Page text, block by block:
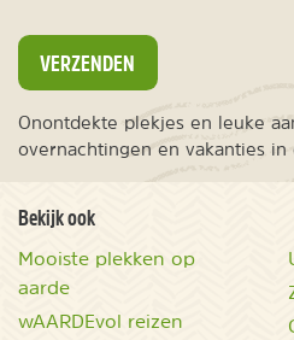
VERZENDEN
Onontdekte plekjes en leuke
overnachtingen en vakanties in
Bekijk ook
Mooiste plekken op
aarde
wAARDEvol reizen